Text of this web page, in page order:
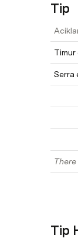
Tip
Serra
Tip